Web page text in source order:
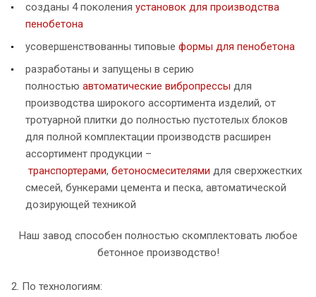
созданы 4 поколения установок для производства
пенобетона
усовершенствованны типовые формы для пенобетона
разработаны и запущены в серию
полностью автоматические вибропрессы для
производства широкого ассортимента изделий, от
тротуарной плитки до полностью пустотелых блоков
для полной комплектации производств расширен
ассортимент продукции –
транспортерами, бетоносмесителями для сверхжестких
смесей, бункерами цемента и песка, автоматической
дозирующей техникой
Наш завод способен полностью скомплектовать любое
бетонное производство!
2. По технологиям: